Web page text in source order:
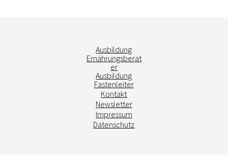
Ausbildung
Ernährungsberat
er
Ausbildung
Fastenleiter
Kontakt
Newsletter
Impressum
Datenschutz